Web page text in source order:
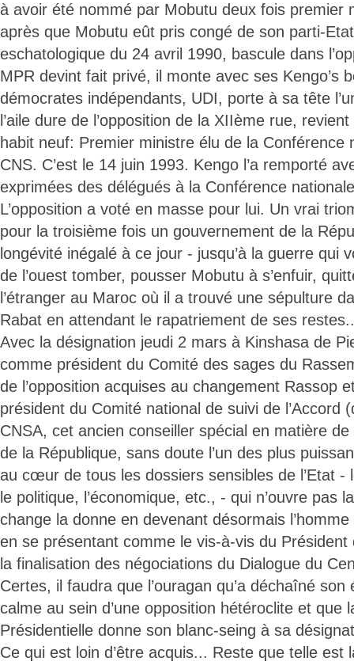
à avoir été nommé par Mobutu deux fois premier
après que Mobutu eût pris congé de son parti-
eschatologique du 24 avril 1990, bascule dans
MPR devint fait privé, il monte avec ses Kengo’s
démocrates indépendants, UDI, porte à sa tête
l’aile dure de l’opposition de la XIIème rue,
habit neuf: Premier ministre élu de la Conférence
CNS. C’est le 14 juin 1993. Kengo l’a remporté
exprimées des délégués à la Conférence
L’opposition a voté en masse pour lui. Un vrai
pour la troisième fois un gouvernement de la
longévité inégalé à ce jour - jusqu’à la guerre qui
de l’ouest tomber, pousser Mobutu à s’enfuir,
l’étranger au Maroc où il a trouvé une sépulture
Rabat en attendant le rapatriement de ses
Avec la désignation jeudi 2 mars à Kinshasa de
comme président du Comité des sages du
de l’opposition acquises au changement Rassop
président du Comité national de suivi de l’Accord
CNSA, cet ancien conseiller spécial en matière
de la République, sans doute l’un des plus
au cœur de tous les dossiers sensibles de l’Etat -
le politique, l’économique, etc., - qui n’ouvre pas
change la donne en devenant désormais l’homme
en se présentant comme le vis-à-vis du Président
la finalisation des négociations du Dialogue du
Certes, il faudra que l’ouragan qu’a déchaîné
calme au sein d’une opposition hétéroclite et que
Présidentielle donne son blanc-seing à sa
Ce qui est loin d’être acquis... Reste que telle est